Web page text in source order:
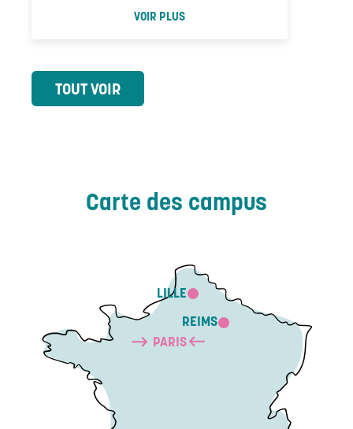
VOIR PLUS
TOUT VOIR
Carte des campus
LILLE
PARIS
REIMS